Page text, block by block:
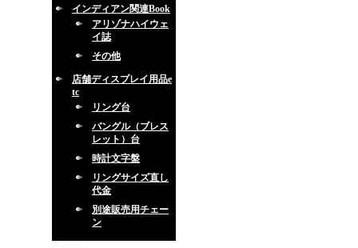
インディアン関連Book
アリゾナハイウェ
イ誌
その他
店舗ディスプレイ用品e
tc
リング台
バングル（ブレス
レット）台
時計文字盤
リングサイズ直し
代金
別途販売用チェー
ン